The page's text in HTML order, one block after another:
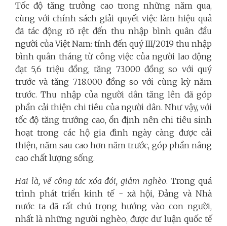
Tốc độ tăng trưởng cao trong những năm qua,
cùng với chính sách giải quyết việc làm hiệu quả
đã tác động rõ rệt đến thu nhập bình quân đầu
người của Việt Nam: tính đến quý III/2019 thu nhập
bình quân tháng từ công việc của người lao động
đạt 5,6 triệu đồng, tăng 73.000 đồng so với quý
trước và tăng 718.000 đồng so với cùng kỳ năm
trước. Thu nhập củangười dân tăng lên đã góp
phần cải thiện chi tiêu của người dân. Như vậy, với
tốc độ tăng trưởng cao, ổn định nên chi tiêu sinh
hoạt trong các hộ gia đình ngày càng được cải
thiện, năm sau cao hơn năm trước, góp phần nâng
cao chất lượng sống.
Hai là, về công tác xóađói, giảm nghèo.Trong quá
trình phát triển kinh tế - xã hội, Đảng và Nhà
nước ta đã rất chú trọng hướng vào con người,
nhất là những người nghèo, được dư luận quốc tế